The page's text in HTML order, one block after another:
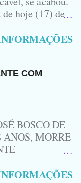
hoje (17) de
o Lendário
calibre 12. O
havia matado
Nogueira ,
de 10 Facadas
COM
BOSCO DE
MORRE
E UM